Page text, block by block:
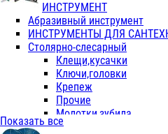
ИНСТРУМЕНТ
Абразивный инструмент
ИНСТРУМЕНТЫ ДЛЯ
Столярно-слесарный
Клещи,кусачки
Ключи,головки
Крепеж
Прочие
Молотки,зубила
Показать все